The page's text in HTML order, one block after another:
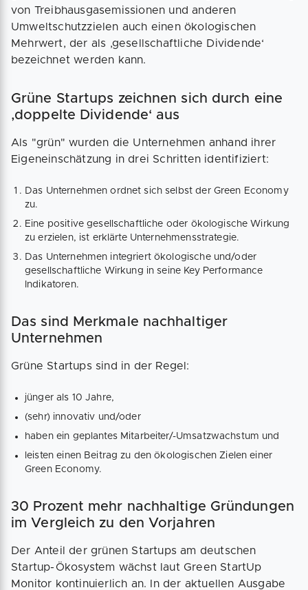
von Treibhausgasemissionen und anderen
Umweltschutzzielen auch einen ökologischen
Mehrwert, der als ‚gesellschaftliche Dividende‘
bezeichnet werden kann.
Grüne Startups zeichnen sich durch eine
‚doppelte Dividende‘ aus
Als "grün" wurden die Unternehmen anhand ihrer
Eigeneinschätzung in drei Schritten identifiziert:
Das Unternehmen ordnet sich selbst der Green Economy
zu.
Eine positive gesellschaftliche oder ökologische Wirkung
zu erzielen, ist erklärte Unternehmensstrategie.
Das Unternehmen integriert ökologische und/oder
gesellschaftliche Wirkung in seine Key Performance
Indikatoren.
Das sind Merkmale nachhaltiger
Unternehmen
Grüne Startups sind in der Regel:
jünger als 10 Jahre,
(sehr) innovativ und/oder
haben ein geplantes Mitarbeiter/-Umsatzwachstum und
leisten einen Beitrag zu den ökologischen Zielen einer
Green Economy.
30 Prozent mehr nachhaltige Gründungen
im Vergleich zu den Vorjahren
Der Anteil der grünen Startups am deutschen
Startup-Ökosystem wächst laut Green StartUp
Monitor kontinuierlich an. In der aktuellen Ausgabe